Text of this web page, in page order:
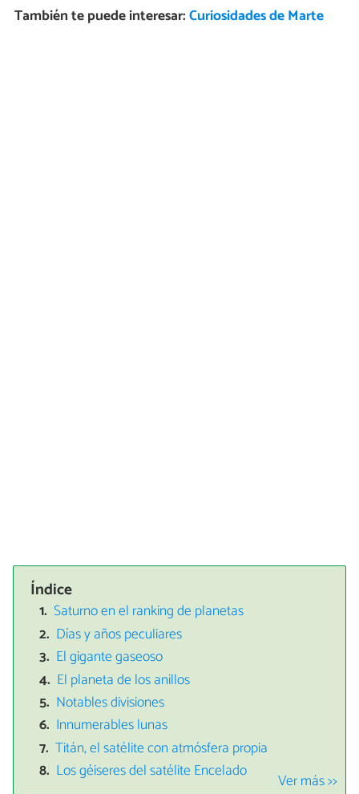
También te puede interesar:Curiosidades de Marte
Índice
Saturno en el ranking de planetas
Días y años peculiares
El gigante gaseoso
El planeta de los anillos
Notables divisiones
Innumerables lunas
Titán, el satélite con atmósfera propia
Los géiseres del satélite Encelado
Ver más >>